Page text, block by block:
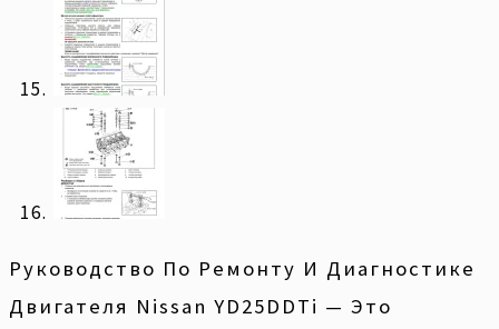
Руководство По Ремонту И Диагностике
Двигателя Nissan YD25DDTi — Это